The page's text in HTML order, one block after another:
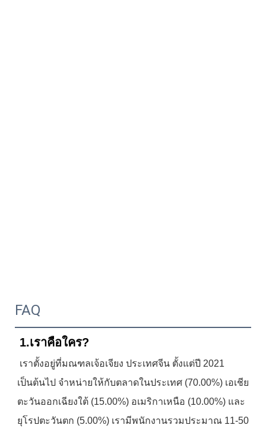
FAQ
1.เราคือใคร?
เราตั้งอยู่ที่มณฑลเจ้อเจียง ประเทศจีน ตั้งแต่ปี 2021
เป็นต้นไป จำหน่ายให้กับตลาดในประเทศ (70.00%) เอเชีย
ตะวันออกเฉียงใต้ (15.00%) อเมริกาเหนือ (10.00%) และ
ยุโรปตะวันตก (5.00%) เรามีพนักงานรวมประมาณ 11-50